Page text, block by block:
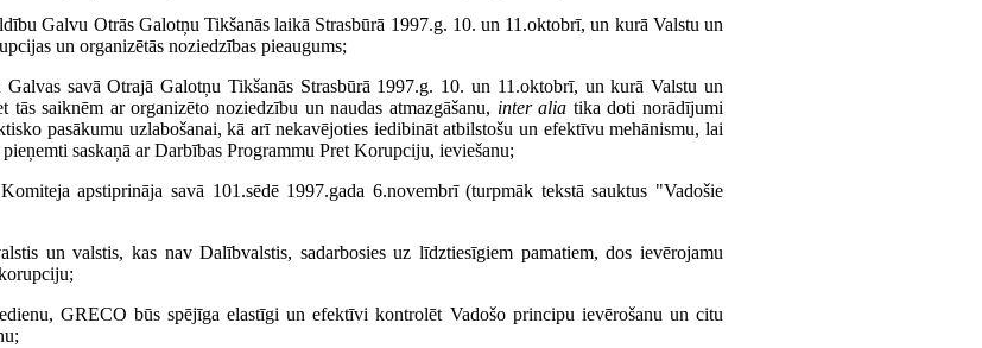
Galvu Otrās Galotņu Tikšanās laikā Strasbūrā 1997.g. 10. un 11.oktobrī, un kurā Valstu un
un organizētās noziedzības pieaugums;
savā Otrajā Galotņu Tikšanās Strasbūrā 1997.g. 10. un 11.oktobrī, un kurā Valstu un
saiknēm ar organizēto noziedzību un naudas atmazgāšanu, inter alia tika doti norādījumi
pasākumu uzlabošanai, kā arī nekavējoties iedibināt atbilstošu un efektīvu mehānismu, lai
saskaņā ar Darbības Programmu Pret Korupciju, ieviešanu;
apstiprināja savā 101.sēdē 1997.gada 6.novembrī (turpmāk tekstā sauktus "Vadošie
un valstis, kas nav Dalībvalstis, sadarbosies uz līdztiesīgiem pamatiem, dos ievērojamu
GRECO būs spējīga elastīgi un efektīvi kontrolēt Vadošo principu ievērošanu un citu